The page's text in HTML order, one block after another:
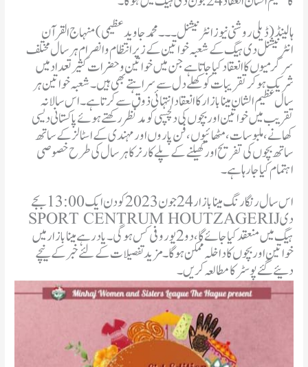
ہالینڈ(ڈیلی روشنی نیوز انٹرنیشنل۔۔۔محمد جاوید عظیمی )منہاج القرآن
انٹرنیشنل دی ہیگ کے شعبہ خواتین کے زیر انتظام وانصرام ہر سال مختلف
سر گرمیوں کا انعقاد کیا جاتا ہے جن میں خواتین و حضرات کثیر تعداد میں
شریک ہو کر تقریبات کو کھلے دل سے سراہتے بھی ہیں۔ شعبہ خواتین ہر
سال عظیم الشان مینابازار کا انعقاد انتہائی ذوق سے کرتا ہے۔ اس سالانہ
تقریب میں خواتین اور بچوں کی دلچسپی کو مد نظر رکھتے ہوئے پاکستانی دیسی
کھانے ، ملبوسات، مٹھائیوں ، فن پاروں اور مہندی کے اسٹالز کے ساتھ
ساتھ بچوں کی تفریح اور کھیلنے کے پلے کارنر کا ہر سال کی طرح خصوصی
اہتمام کیا جا رہا ہے۔
اس سال رنگا رنگ مینا بازار 24 جون 2023 کو دن ایک 13:00بجے
SPORT CENTRUM HOUTZAGERIJدی
ہیگ میں منعقد کیا جائے گا ، دو 2 یورو فی کس ہوگی۔ یاد رہے مینا بازار میں
خواتین اور بچوں کا داخلہ ممکن ہوگا۔ مزید تفصیلات کے لئے خبر کے نیچے
دئیے گئے پوسٹر کا مطالعہ کریں۔